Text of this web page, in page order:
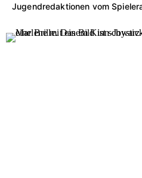
Jugendredaktionen vom